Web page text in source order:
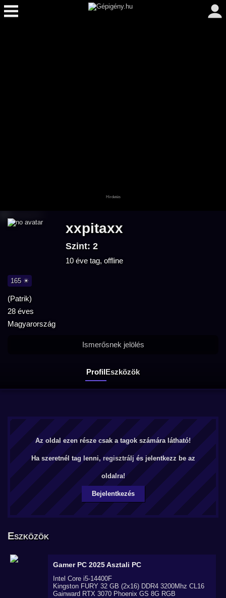
xxpitaxx
Szint: 2
10 éve tag, offline
165 ☀
(Patrik)
28 éves
Magyarország
ProfilEszközök
Ismerősnek jelölés
Az oldal ezen része csak a tagok számára látható!
Ha szeretnél tag lenni, regisztrálj és jelentkezz be az
oldalra!
Bejelentkezés
Eszközök
Gamer PC 2025Asztali PC
Intel Core i5-14400F
Kingston FURY 32 GB (2x16) DDR4 3200Mhz CL16
Gainward RTX 3070 Phoenix GS 8G RGB